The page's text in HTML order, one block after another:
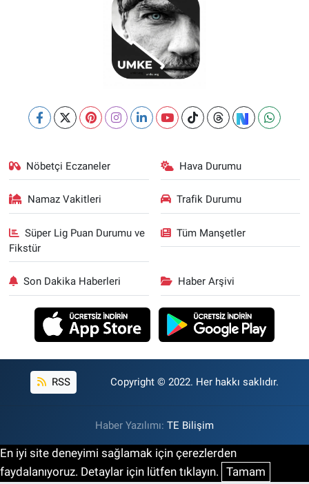
Nöbetçi Eczaneler Hava Durumu
Namaz Vakitleri Trafik Durumu
Süper Lig Puan Durumu ve
Fikstür
Tüm Manşetler
Son Dakika Haberleri Haber Arşivi
RSS Copyright © 2022. Her hakkı saklıdır.
Haber Yazılımı: TE Bilişim
En iyi site deneyimi sağlamak için çerezlerden
faydalanıyoruz. Detaylar için lütfen tıklayın. Tamam